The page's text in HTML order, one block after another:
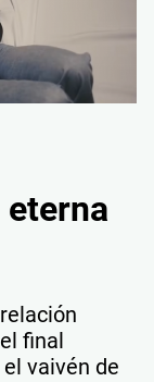
eterna
final
vaivén de